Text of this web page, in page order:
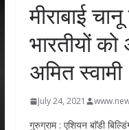
मीराबाई
भारतीयों
अमित स्वामी
July 24, 2021
गुरुग्राम : एशियन बाॅडी